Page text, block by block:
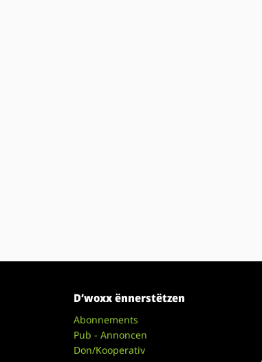
D’woxx ënnerstëtzen
Abonnements
Pub - Annoncen
Don/Kooperativ